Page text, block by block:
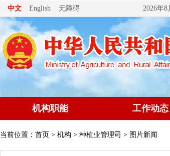
中文 English 无障碍 2026年
机构职能 工作动态
当前位置： 首页 > 机构 > 种植业管理司 > 图片新闻